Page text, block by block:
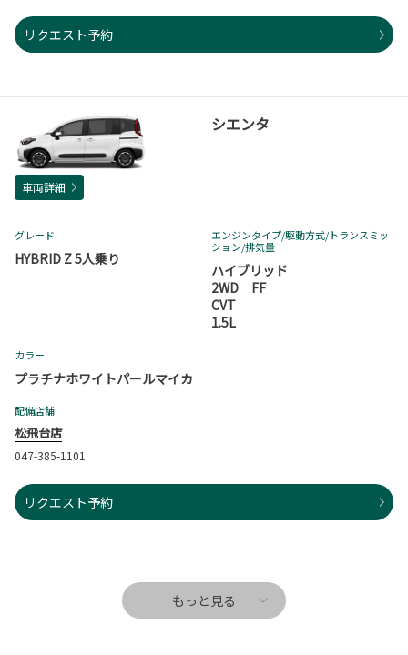
リクエスト予約
シエンタ
車両詳細
グレード
HYBRID Z 5人乗り
エンジンタイプ/駆動方式/トランスミッ
ション/排気量
ハイブリッド
2WD FF
CVT
1.5L
カラー
プラチナホワイトパールマイカ
配備店舗
松飛台店
047-385-1101
リクエスト予約
もっと見る